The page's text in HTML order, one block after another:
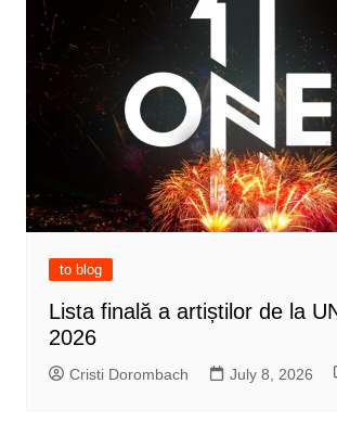
to blog
Lista finală a artiștilor de la
2026
Cristi Dorombach July 8, 2026